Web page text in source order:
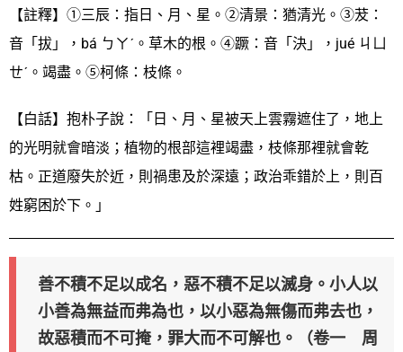
【註釋】①三辰：指日、月、星。②清景：猶清光。③茇：
音「拔」，bá ㄅㄚˊ。草木的根。④蹶：音「決」，jué ㄐㄩ
ㄝˊ。竭盡。⑤柯條：枝條。
【白話】抱朴子說：「日、月、星被天上雲霧遮住了，地上
的光明就會暗淡；植物的根部這裡竭盡，枝條那裡就會乾
枯。正道廢失於近，則禍患及於深遠；政治乖錯於上，則百
姓窮困於下。」
善不積不足以成名，惡不積不足以滅身。小人以
小善為無益而弗為也，以小惡為無傷而弗去也，
故惡積而不可掩，罪大而不可解也。（卷一 周